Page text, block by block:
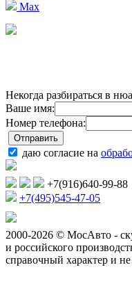
Max
Некогда разбираться в
Ваше имя:
Номер телефона:
даю согласие на
+7(916)640-99-88
+7(495)545-47-05
2000-2026 © МосАвто -
и российского
справочный характер и